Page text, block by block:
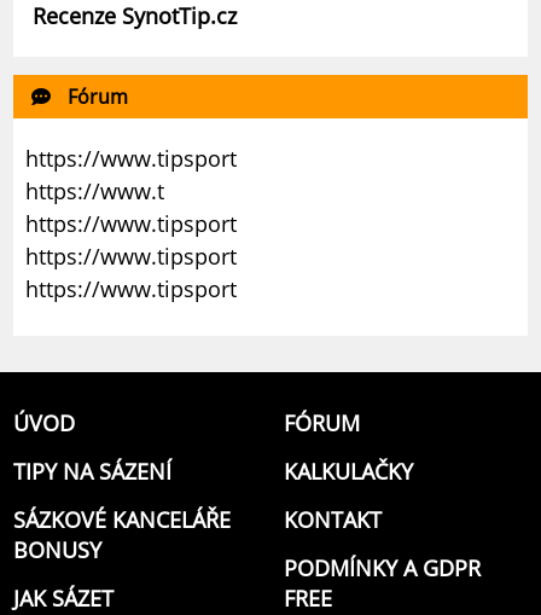
Recenze SynotTip.cz
Fórum
https://www.tipsport
https://www.t
https://www.tipsport
https://www.tipsport
https://www.tipsport
ÚVOD
TIPY NA SÁZENÍ
SÁZKOVÉ KANCELÁŘE
BONUSY
JAK SÁZET
FÓRUM
KALKULAČKY
KONTAKT
PODMÍNKY A GDPR
FREE